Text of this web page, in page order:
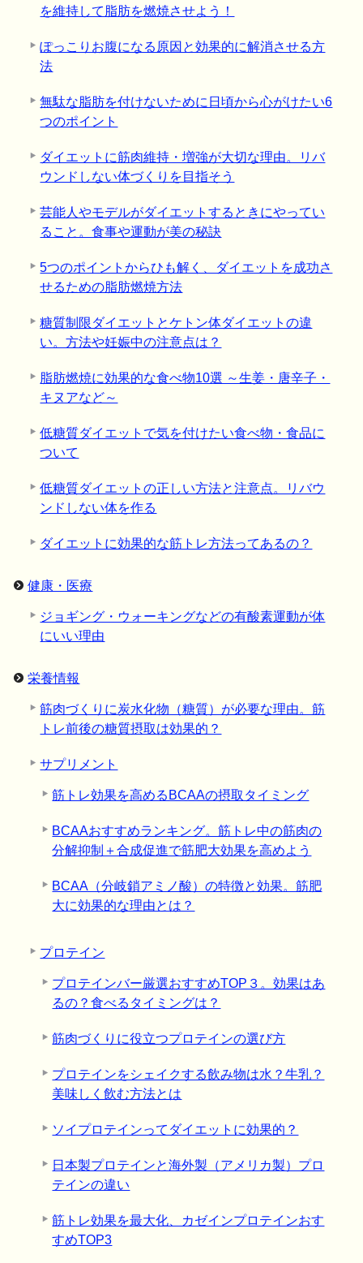
を維持して脂肪を燃焼させよう！
ぽっこりお腹になる原因と効果的に解消させる方
法
無駄な脂肪を付けないために日頃から心がけたい6
つのポイント
ダイエットに筋肉維持・増強が大切な理由。リバ
ウンドしない体づくりを目指そう
芸能人やモデルがダイエットするときにやってい
ること。食事や運動が美の秘訣
5つのポイントからひも解く、ダイエットを成功さ
せるための脂肪燃焼方法
糖質制限ダイエットとケトン体ダイエットの違
い。方法や妊娠中の注意点は？
脂肪燃焼に効果的な食べ物10選 ～生姜・唐辛子・
キヌアなど～
低糖質ダイエットで気を付けたい食べ物・食品に
ついて
低糖質ダイエットの正しい方法と注意点。リバウ
ンドしない体を作る
ダイエットに効果的な筋トレ方法ってあるの？
健康・医療
ジョギング・ウォーキングなどの有酸素運動が体
にいい理由
栄養情報
筋肉づくりに炭水化物（糖質）が必要な理由。筋
トレ前後の糖質摂取は効果的？
サプリメント
筋トレ効果を高めるBCAAの摂取タイミング
BCAAおすすめランキング。筋トレ中の筋肉の
分解抑制＋合成促進で筋肥大効果を高めよう
BCAA（分岐鎖アミノ酸）の特徴と効果。筋肥
大に効果的な理由とは？
プロテイン
プロテインバー厳選おすすめTOP３。効果はあ
るの？食べるタイミングは？
筋肉づくりに役立つプロテインの選び方
プロテインをシェイクする飲み物は水？牛乳？
美味しく飲む方法とは
ソイプロテインってダイエットに効果的？
日本製プロテインと海外製（アメリカ製）プロ
テインの違い
筋トレ効果を最大化、カゼインプロテインおす
すめTOP3